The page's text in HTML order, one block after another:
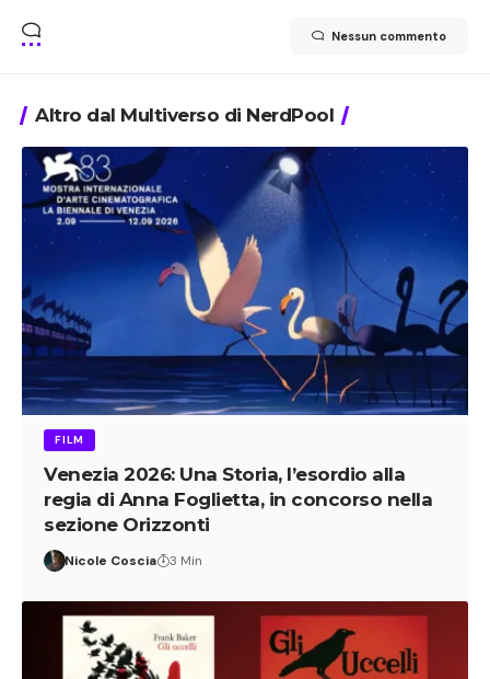
Nessun commento
Altro dal Multiverso di NerdPool
FILM
Venezia 2026: Una Storia, l’esordio alla
regia di Anna Foglietta, in concorso nella
sezione Orizzonti
Nicole Coscia 3 Min